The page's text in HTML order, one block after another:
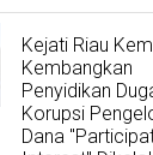
Kejati Riau
Kembangkan
Penyidikan
Korupsi
Dana